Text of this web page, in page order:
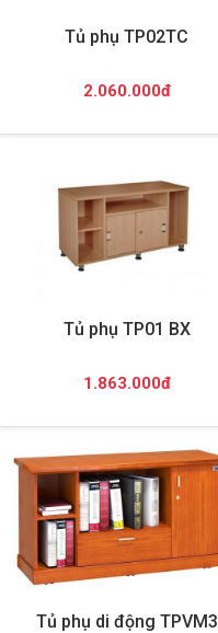
Tủ phụ TP02TC
2.060.000đ
Tủ phụ TP01 BX
1.863.000đ
Tủ phụ di động TPVM3